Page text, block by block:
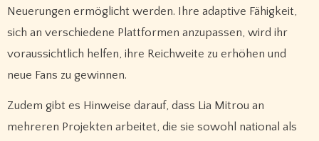
Neuerungen ermöglicht werden. Ihre adaptive Fähigkeit,
sich an verschiedene Plattformen anzupassen, wird ihr
voraussichtlich helfen, ihre Reichweite zu erhöhen und
neue Fans zu gewinnen.
Zudem gibt es Hinweise darauf, dass Lia Mitrou an
mehreren Projekten arbeitet, die sie sowohl national als